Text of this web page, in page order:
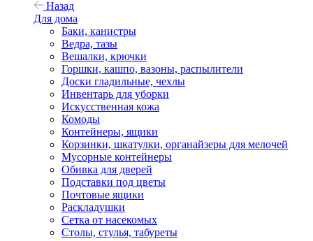
Назад
Для дома
Баки, канистры
Ведра, тазы
Вешалки, крючки
Горшки, кашпо, вазоны, распылители
Доски гладильные, чехлы
Инвентарь для уборки
Искусственная кожа
Комоды
Контейнеры, ящики
Корзинки, шкатулки, органайзеры для мелочей
Мусорные контейнеры
Обивка для дверей
Подставки под цветы
Почтовые ящики
Раскладушки
Сетка от насекомых
Столы, стулья, табуреты